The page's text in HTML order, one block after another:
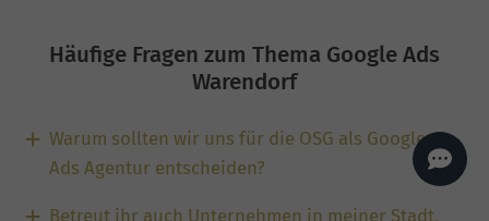
Häufige Fragen zum Thema Google Ads
Warendorf
Warum sollten wir uns für die OSG als Google
Ads Agentur entscheiden?
Betreut ihr auch Unternehmen in meiner Stadt,